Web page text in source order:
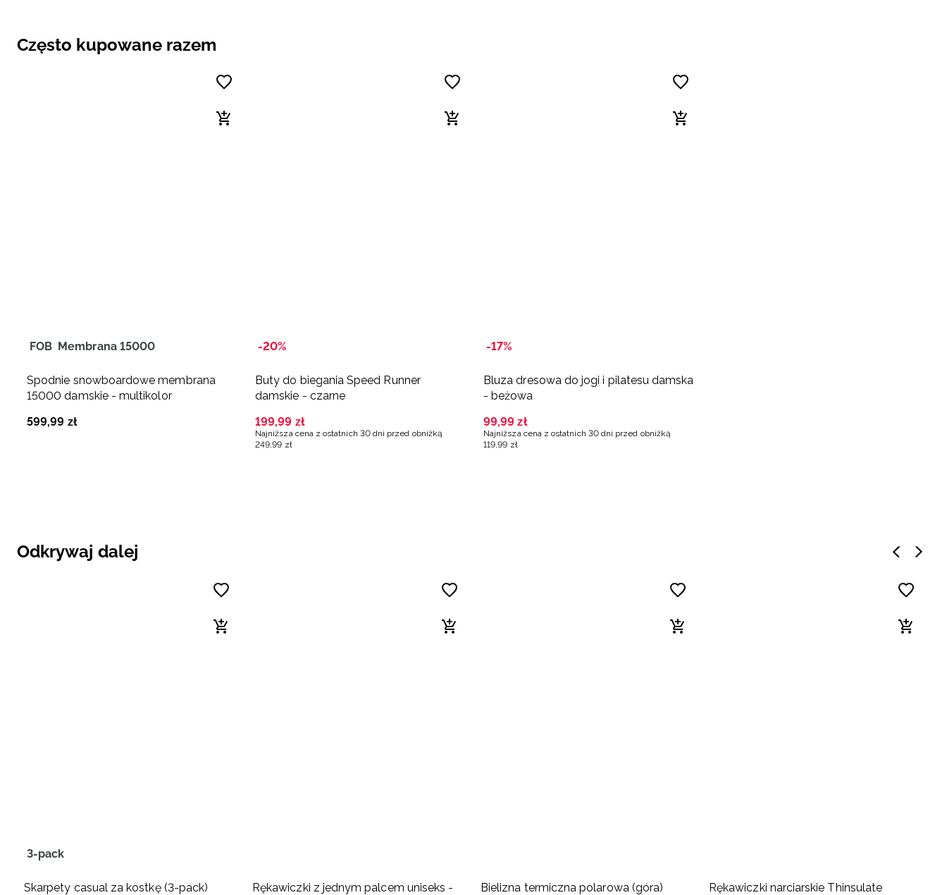
Często kupowane razem
FOB Membrana 15000
Spodnie snowboardowe membrana
15000 damskie - multikolor
599,99 zł
-20%
Buty do biegania Speed Runner
damskie - czarne
199,99 zł
Najniższa cena z ostatnich 30 dni przed obniżką
249 ,99 zł
-17%
Bluza dresowa do jogi i pilatesu damska
- beżowa
99,99 zł
Najniższa cena z ostatnich 30 dni przed obniżką
119 ,99 zł
Odkrywaj dalej
3-pack
Skarpety casual za kostkę (3-pack) Rękawiczki z jednym palcem uniseks - Bielizna termiczna polarowa (góra) Rękawiczki narciarskie Thinsulate